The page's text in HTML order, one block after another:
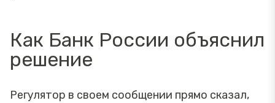
Как Банк России объяснил
решение
Регулятор в своем сообщении прямо сказал,